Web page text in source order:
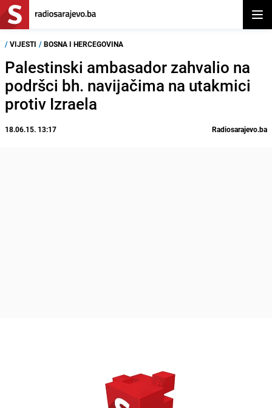
/ VIJESTI / BOSNA I HERCEGOVINA
Palestinski ambasador zahvalio na
podršci bh. navijačima na utakmici
protiv Izraela
18.06.15. 13:17 Radiosarajevo.ba